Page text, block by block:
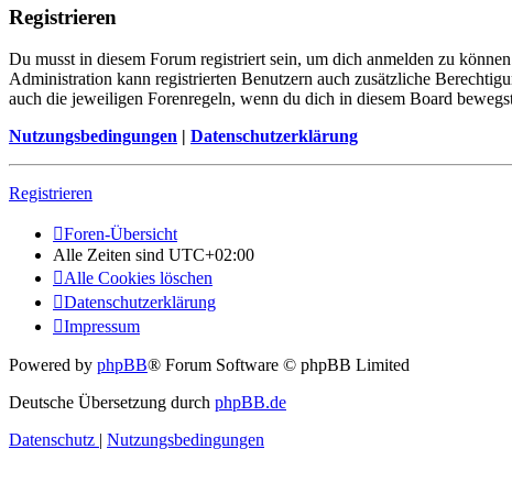
Registrieren
Du musst in diesem Forum registriert sein, um dich anmelden zu
Administration kann registrierten Benutzern auch zusätzliche
auch die jeweiligen Forenregeln, wenn du dich in diesem Board
Nutzungsbedingungen | Datenschutzerklärung
Registrieren
Foren-Übersicht
Alle Zeiten sind UTC+02:00
Alle Cookies löschen
Datenschutzerklärung
Impressum
Powered by phpBB® Forum Software © phpBB Limited
Deutsche Übersetzung durch phpBB.de
Datenschutz | Nutzungsbedingungen